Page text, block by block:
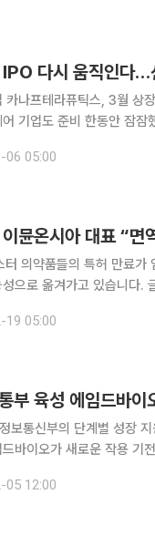
다시 움직인다…
카나프테라퓨틱스, 3월 상
제약·바이오 기업공개(IPO) 시장이 다시 움직이고 있다.
분위기다. 다양한 영역의
06 05:00
터 의약품들의 특허 만료가
성으로 옮겨가고 있습니다.
대표는 글로벌 제약·바이
19 05:00
부 육성 에임드바이
보통신부의 단계별 성장 지원
바이오가 새로운 작용 기
드바이오는 기존 항암 치료
05 12:00